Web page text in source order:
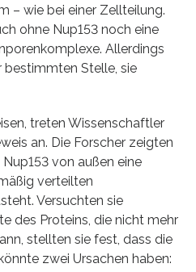
– wie bei einer Zellteilung.
ohne Nup153 noch eine
Allerdings
bestimmten Stelle, sie
treten Wissenschaftler
an. Die Forscher zeigten
von außen eine
verteilten
Versuchten sie
des Proteins, die nicht mehr
stellten sie fest, dass die
zwei Ursachen haben: